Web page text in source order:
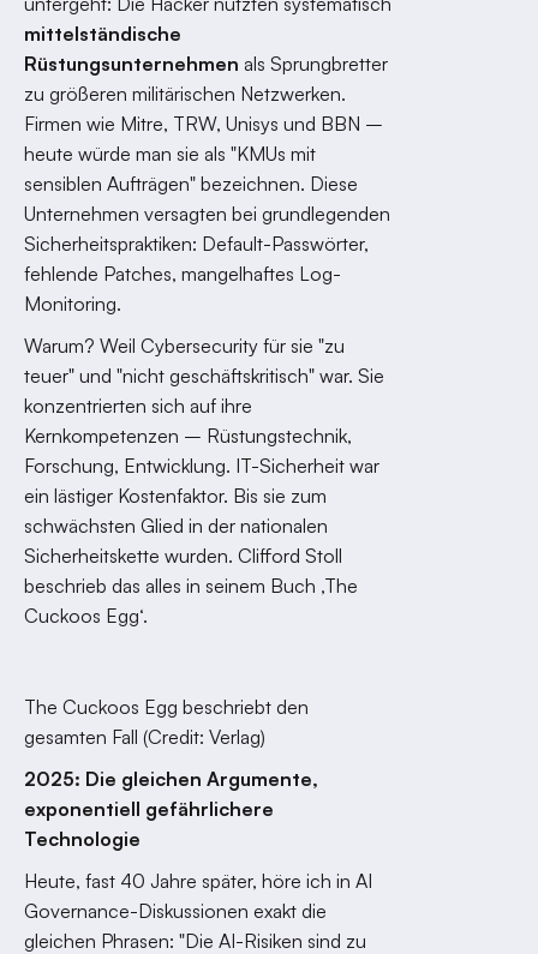
mittelständische
Rüstungsunternehmen als Sprungbretter
zu größeren militärischen Netzwerken.
Firmen wie Mitre, TRW, Unisys und BBN –
heute würde man sie als "KMUs mit
sensiblen Aufträgen" bezeichnen. Diese
Unternehmen versagten bei grundlegenden
Sicherheitspraktiken: Default-Passwörter,
fehlende Patches, mangelhaftes Log-
Monitoring.
Warum? Weil Cybersecurity für sie "zu
teuer" und "nicht geschäftskritisch" war. Sie
konzentrierten sich auf ihre
Kernkompetenzen – Rüstungstechnik,
Forschung, Entwicklung. IT-Sicherheit war
ein lästiger Kostenfaktor. Bis sie zum
schwächsten Glied in der nationalen
Sicherheitskette wurden. Clifford Stoll
beschrieb das alles in seinem Buch ‚The
Cuckoos Egg‘.
The Cuckoos Egg beschriebt den
gesamten Fall (Credit: Verlag)
2025: Die gleichen Argumente,
exponentiell gefährlichere
Technologie
Heute, fast 40 Jahre später, höre ich in AI
Governance-Diskussionen exakt die
gleichen Phrasen: "Die AI-Risiken sind zu